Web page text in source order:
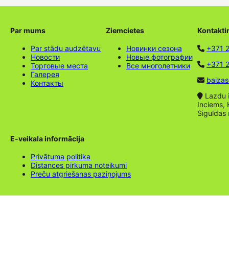
Par mums
Par stādu audzētavu
Новости
Торговые места
Галерея
Контакты
Ziemcietes
Новинки сезона
Новые фотографии
Все многолетники
+371
+371
Lazdu
Inciems,
Siguldas
E-veikala informācija
Privātuma politika
Distances pirkuma noteikumi
Preču atgriešanas paziņojums